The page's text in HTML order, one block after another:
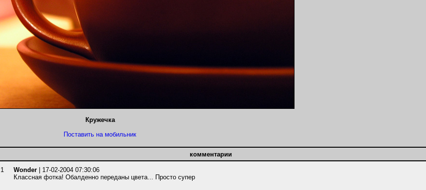
Кружечка
Поставить на мобильник
комментарии
1 Wonder | 17-02-2004 07:30:06
Классная фотка! Обалденно переданы цвета... Просто супер